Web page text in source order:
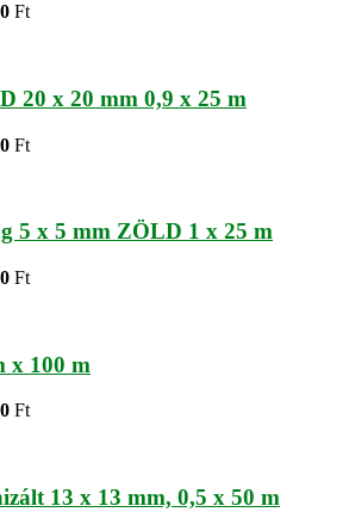
Ft
20 x 20 mm 0,9 x 25 m
Ft
5 x 5 mm ZÖLD 1 x 25 m
Ft
x 100 m
Ft
13 x 13 mm, 0,5 x 50 m